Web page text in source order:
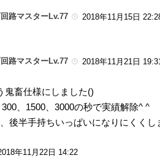
路マスターLv.77 2018年11月15日
路マスターLv.77 2018年11月21日
鬼畜仕様にしました()
、1500、3000の秒で実績解除^ ^
後半手持ちいっぱいになりにくくし
年11月22日 14:22